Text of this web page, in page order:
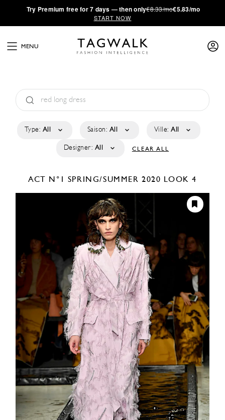
·Try Premium free for 7 days — then only€8.33/mo€5.83/mo
START NOW
MENU
Type: All Saison: All Ville: All
Designer: All CLEAR ALL
ACT N°1 SPRING/SUMMER 2020 LOOK 4